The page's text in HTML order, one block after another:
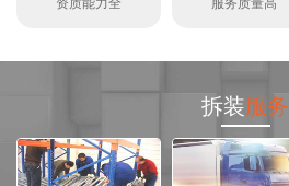
拆装服务